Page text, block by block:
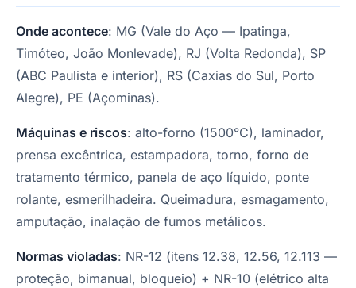
Onde acontece: MG (Vale do Aço — Ipatinga,
Timóteo, João Monlevade), RJ (Volta Redonda), SP
(ABC Paulista e interior), RS (Caxias do Sul, Porto
Alegre), PE (Açominas).
Máquinas e riscos: alto-forno (1500°C), laminador,
prensa excêntrica, estampadora, torno, forno de
tratamento térmico, panela de aço líquido, ponte
rolante, esmerilhadeira. Queimadura, esmagamento,
amputação, inalação de fumos metálicos.
Normas violadas: NR-12 (itens 12.38, 12.56, 12.113 —
proteção, bimanual, bloqueio) + NR-10 (elétrico alta